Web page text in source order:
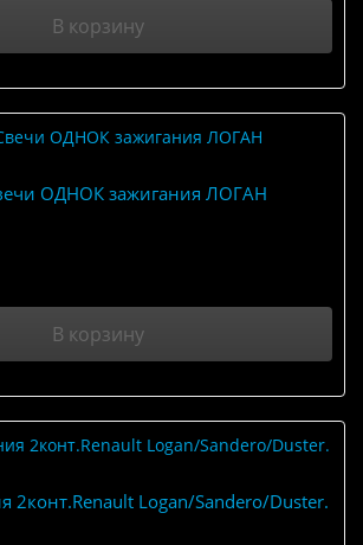
В корзину
ОДНОК зажигания ЛОГАН
В корзину
2конт.Renault Logan/Sandero/Duster.